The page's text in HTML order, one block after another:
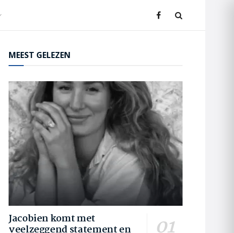
MEEST GELEZEN
Jacobien komt met
veelzeggend statement en